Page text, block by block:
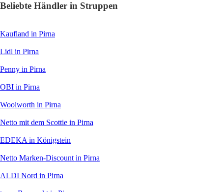
Beliebte Händler in Struppen
Kaufland in Pirna
Lidl in Pirna
Penny in Pirna
OBI in Pirna
Woolworth in Pirna
Netto mit dem Scottie in Pirna
EDEKA in Königstein
Netto Marken-Discount in Pirna
ALDI Nord in Pirna